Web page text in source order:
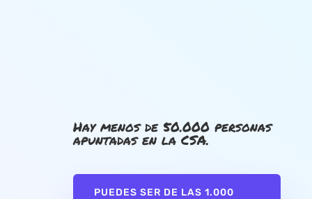
Hay menos de 50.000 personas
apuntadas en la CSA.
PUEDES SER DE LAS 1.000